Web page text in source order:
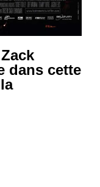
dans cette